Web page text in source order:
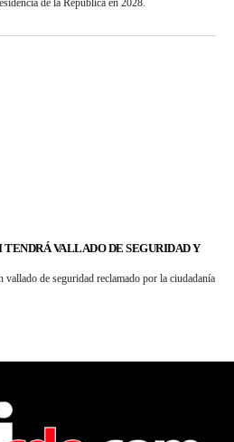
TENDRÁ VALLADO DE SEGURIDAD Y
vallado de seguridad reclamado por la ciudadanía